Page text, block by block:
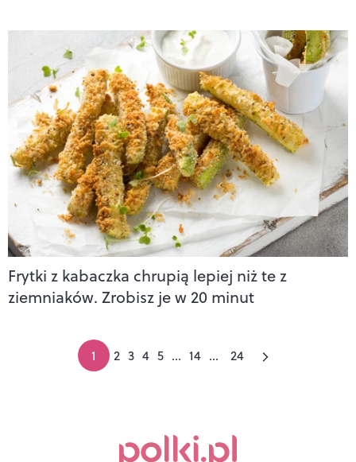
Frytki z kabaczka chrupią lepiej niż te z
ziemniaków. Zrobisz je w 20 minut
1 2 3 4 5 ... 14 ... 24